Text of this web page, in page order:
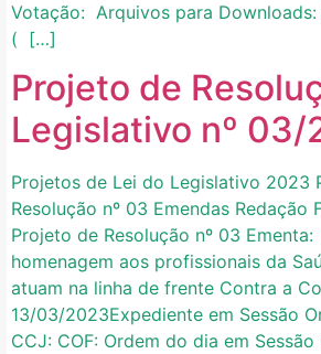
Votação: Arquivos para Downloads:
( […]
Projeto de
Legislativo nº 03/
Projetos de Lei do Legislativo 2023
Resolução nº 03 Emendas Redação
Projeto de Resolução nº 03
homenagem aos profissionais da
atuam na linha de frente Contra a
13/03/2023Expediente em Sessão
CCJ: COF: Ordem do dia em Sessão